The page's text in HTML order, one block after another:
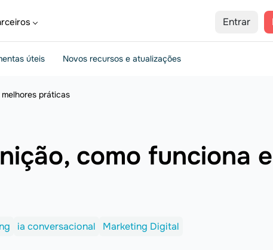
Entrar
úteis Novos recursos e atualizações
práticas
como funciona e
ia conversacional Marketing Digital